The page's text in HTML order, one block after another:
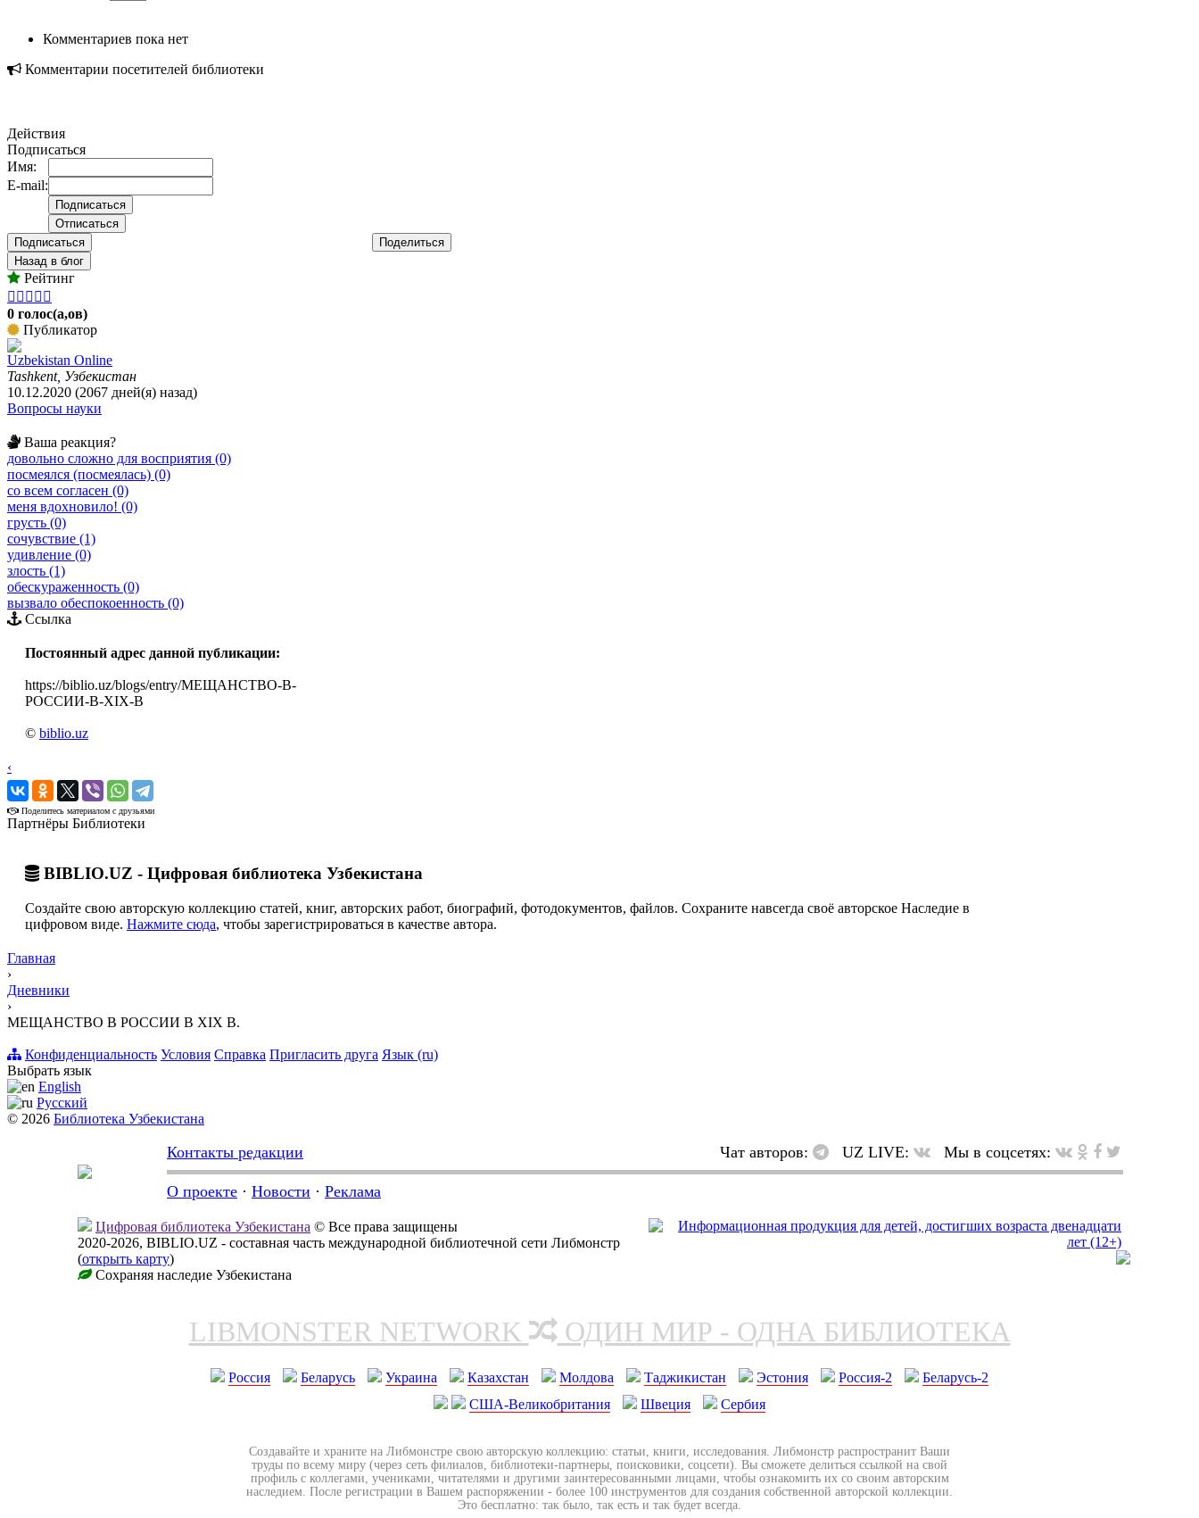
Комментариев пока нет
Комментарии посетителей библиотеки
Действия
Подписаться
Имя:
E-mail:
Подписаться
Поделиться
Назад в блог
Рейтинг
    
0 голос(а,ов)
Публикатор
Uzbekistan Online
Tashkent, Узбекистан
10.12.2020 (2067 дней(я) назад)
Вопросы науки
Ваша реакция?
довольно сложно для восприятия (0)
посмеялся (посмеялась) (0)
со всем согласен (0)
меня вдохновило! (0)
грусть (0)
сочувствие (1)
удивление (0)
злость (1)
обескураженность (0)
вызвало обеспокоенность (0)
Ссылка
Постоянный адрес данной публикации:
https://biblio.uz/blogs/entry/МЕЩАНСТВО-В-
РОССИИ-В-XIX-В
© biblio.uz
‹
›
Поделитесь материалом с друзьями
Партнёры Библиотеки
BIBLIO.UZ - Цифровая библиотека Узбекистана
Создайте свою авторскую коллекцию статей, книг, авторских работ, биографий, фотодокументов, файлов. Сохраните навсегда своё авторское Наследие в
цифровом виде. Нажмите сюда, чтобы зарегистрироваться в качестве автора.
Главная
›
Дневники
›
МЕЩАНСТВО В РОССИИ В XIX В.
Конфиденциальность Условия Справка Пригласить друга Язык (ru)
Выбрать язык
English
Русский
© 2026 Библиотека Узбекистана
Контакты редакции Чат авторов: UZ LIVE: Мы в соцсетях:
О проекте · Новости · Реклама
Цифровая библиотека Узбекистана © Все права защищены
2020-2026, BIBLIO.UZ - составная часть международной библиотечной сети Либмонстр
(открыть карту)
Сохраняя наследие Узбекистана
LIBMONSTER NETWORK ОДИН МИР - ОДНА БИБЛИОТЕКА
Россия Беларусь Украина Казахстан Молдова Таджикистан Эстония Россия-2
Беларусь-2
США-Великобритания
Швеция Сербия
Создавайте и храните на Либмонстре свою авторскую коллекцию: статьи, книги, исследования. Либмонстр распространит Ваши
труды по всему миру (через сеть филиалов, библиотеки-партнеры, поисковики, соцсети). Вы сможете делиться ссылкой на свой
профиль с коллегами, учениками, читателями и другими заинтересованными лицами, чтобы ознакомить их со своим авторским
наследием. После регистрации в Вашем распоряжении - более 100 инструментов для создания собственной авторской коллекции.
Это бесплатно: так было, так есть и так будет всегда.